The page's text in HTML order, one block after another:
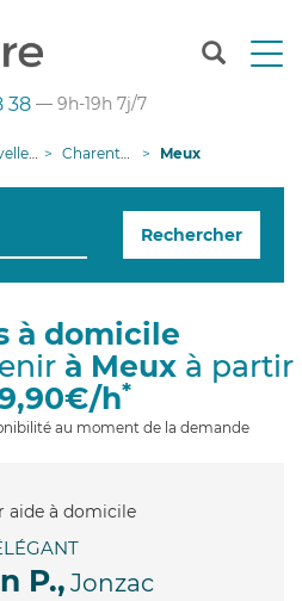
T
n
g
i
38 — 9h-19h 7j/7
Charente-Maritime Meux
Rechercher
à domicile
à Meuxà partir
h*
au moment de la demande
P., Jonzac